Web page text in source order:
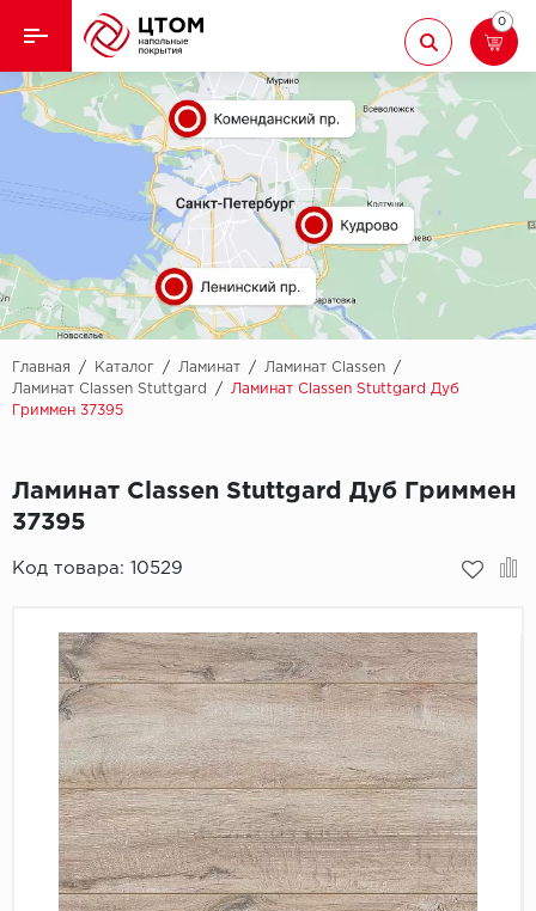
Назад
Кварцвиниловая плитка
Назад
Aberhof
Adelar
Alfa
AllureFloor
Alpine floor
Bonkeel
Classen
CorkArt Vinyl
CronaFloor
Damy Floor
Decoria
Ламинат
Ковролин
Линолеум
Паркет
Паркетная доска
Подложка
Пробковое покрытие
0
Главная / Каталог / Ламинат / Ламинат Classen
/
Ламинат Classen Stuttgard
/
Ламинат Classen Stuttgard Дуб
Гриммен 37395
Ламинат Classen Stuttgard Дуб Гриммен
37395
Код товара: 10529